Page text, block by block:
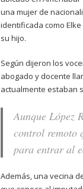
una mujer de
identificada como Elke
su hijo.
Según dijeron los
abogado y docente
actualmente estaban
Aunque López
control remoto
para entrar al
Además, una vecina